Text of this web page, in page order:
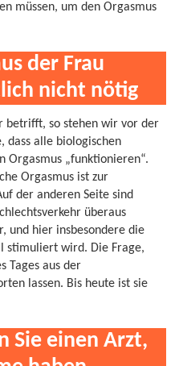
müssen, um den Orgasmus
der Frau
nicht nötig
betrifft, so stehen wir vor der
dass alle biologischen
Orgasmus „funktionieren“.
Orgasmus ist zur
der anderen Seite sind
überaus
und hier insbesondere die
stimuliert wird. Die Frage,
Tages aus der
lassen. Bis heute ist sie
Sie einen Arzt,